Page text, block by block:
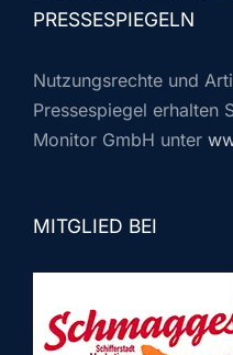
PRESSESPIEGELN
Nutzungsrechte und
Pressespiegel erhalten
Monitor GmbH unter
MITGLIED BEI